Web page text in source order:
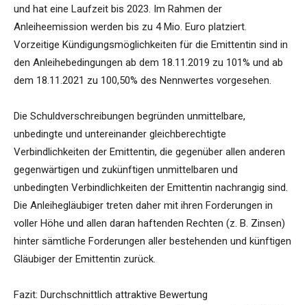
und hat eine Laufzeit bis 2023. Im Rahmen der
Anleiheemission werden bis zu 4 Mio. Euro platziert.
Vorzeitige Kündigungsmöglichkeiten für die Emittentin sind in
den Anleihebedingungen ab dem 18.11.2019 zu 101% und ab
dem 18.11.2021 zu 100,50% des Nennwertes vorgesehen.
Die Schuldverschreibungen begründen unmittelbare,
unbedingte und untereinander gleichberechtigte
Verbindlichkeiten der Emittentin, die gegenüber allen anderen
gegenwärtigen und zukünftigen unmittelbaren und
unbedingten Verbindlichkeiten der Emittentin nachrangig sind.
Die Anleihegläubiger treten daher mit ihren Forderungen in
voller Höhe und allen daran haftenden Rechten (z. B. Zinsen)
hinter sämtliche Forderungen aller bestehenden und künftigen
Gläubiger der Emittentin zurück.
Fazit: Durchschnittlich attraktive Bewertung